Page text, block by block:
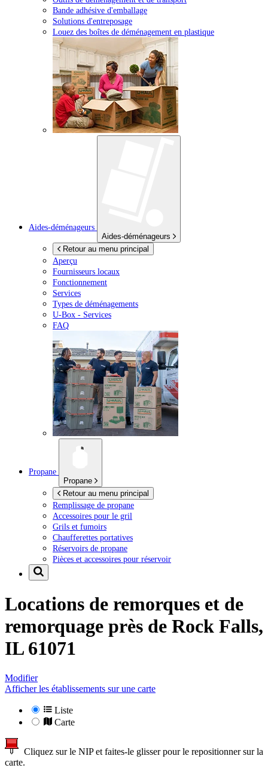
Bande adhésive d'emballage
Solutions d'entreposage
Louez des boîtes de déménagement en plastique
Aides-déménageurs
Aides-déménageurs
Retour au menu principal
Aperçu
Fournisseurs locaux
Fonctionnement
Services
Types de déménagements
U-Box - Services
FAQ
Propane
Propane
Retour au menu principal
Remplissage de propane
Accessoires pour le gril
Grils et fumoirs
Chaufferettes portatives
Réservoirs de propane
Pièces et accessoires pour réservoir
Locations de remorques et de
remorquage près de Rock Falls,
IL 61071
Modifier
Afficher les établissements sur une carte
Liste
Carte
Cliquez sur le NIP et faites-le glisser pour le repositionner sur la
carte.